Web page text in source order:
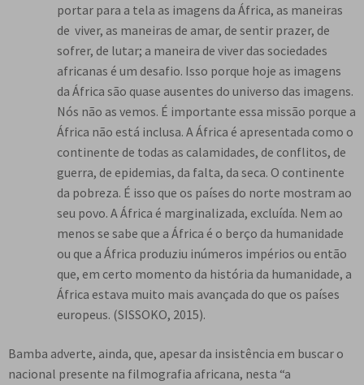
portar para a tela as imagens da África, as maneiras
de viver, as maneiras de amar, de sentir prazer, de
sofrer, de lutar; a maneira de viver das sociedades
africanas é um desafio. Isso porque hoje as imagens
da África são quase ausentes do universo das imagens.
Nós não as vemos. É importante essa missão porque a
África não está inclusa. A África é apresentada como o
continente de todas as calamidades, de conflitos, de
guerra, de epidemias, da falta, da seca. O continente
da pobreza. É isso que os países do norte mostram ao
seu povo. A África é marginalizada, excluída. Nem ao
menos se sabe que a África é o berço da humanidade
ou que a África produziu inúmeros impérios ou então
que, em certo momento da história da humanidade, a
África estava muito mais avançada do que os países
europeus. (SISSOKO, 2015).
Bamba adverte, ainda, que, apesar da insistência em buscar o
nacional presente na filmografia africana, nesta “a